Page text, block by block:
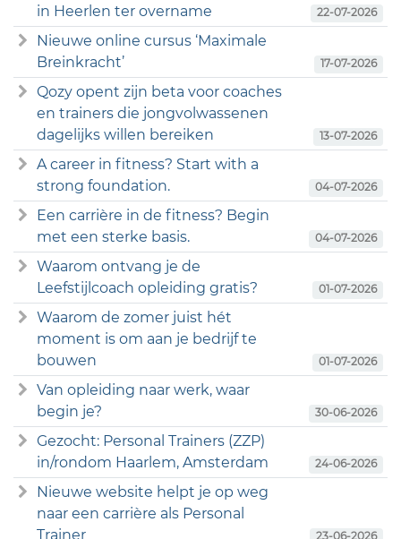
in Heerlen ter overname
22-07-2026
Nieuwe online cursus ‘Maximale
Breinkracht’
17-07-2026
Qozy opent zijn beta voor coaches
en trainers die jongvolwassenen
dagelijks willen bereiken
13-07-2026
A career in fitness? Start with a
strong foundation.
04-07-2026
Een carrière in de fitness? Begin
met een sterke basis.
04-07-2026
Waarom ontvang je de
Leefstijlcoach opleiding gratis?
01-07-2026
Waarom de zomer juist hét
moment is om aan je bedrijf te
bouwen
01-07-2026
Van opleiding naar werk, waar
begin je?
30-06-2026
Gezocht: Personal Trainers (ZZP)
in/rondom Haarlem, Amsterdam
24-06-2026
Nieuwe website helpt je op weg
naar een carrière als Personal
Trainer
23-06-2026